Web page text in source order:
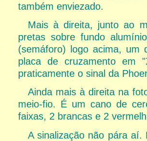
também enviezado.
Mais à direita, junto ao
pretas sobre fundo
(semáforo) logo acima, um
placa de cruzamento em
praticamente o sinal da
Ainda mais à direita na
meio-fio. É um cano de
faixas, 2 brancas e 2
A sinalização não pára